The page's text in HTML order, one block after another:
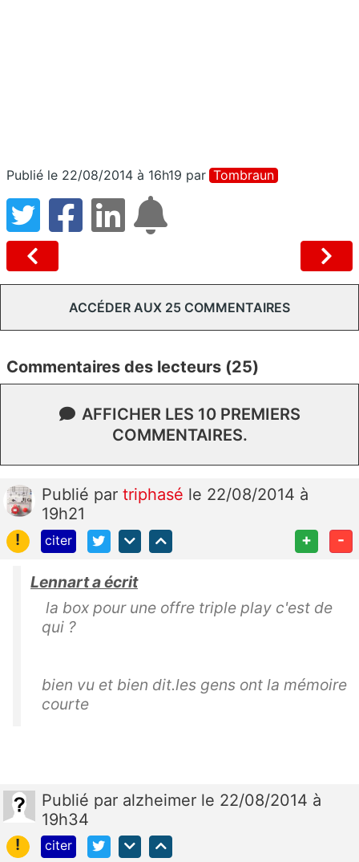
Publié le 22/08/2014 à 16h19 par Tombraun
ACCÉDER AUX 25 COMMENTAIRES
Commentaires des lecteurs (25)
AFFICHER LES 10 PREMIERS
COMMENTAIRES.
Publié par triphasé le 22/08/2014 à
19h21
!
citer + -
Lennart a écrit
la box pour une offre triple play c'est de
qui ?
bien vu et bien dit.les gens ont la mémoire
courte
Publié par alzheimer le 22/08/2014 à
19h34
!
citer